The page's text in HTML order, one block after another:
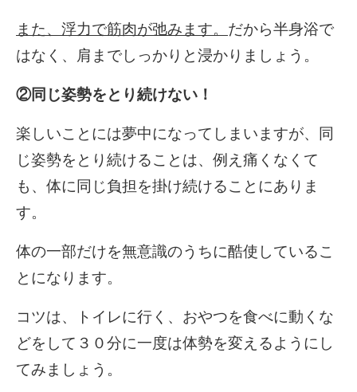
また、浮力で筋肉が弛みます。 だから半身浴で
はなく、肩までしっかりと浸かりましょう。
②同じ姿勢をとり続けない！
楽しいことには夢中になってしまいますが、同
じ姿勢をとり続けることは、例え痛くなくて
も、体に同じ負担を掛け続けることにありま
す。
体の一部だけを無意識のうちに酷使しているこ
とになります。
コツは、トイレに行く、おやつを食べに動くな
どをして３０分に一度は体勢を変えるようにし
てみましょう。